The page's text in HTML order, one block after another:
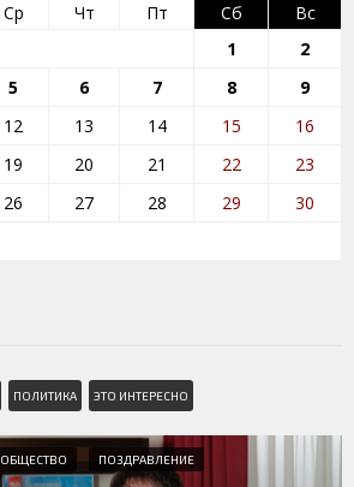
Ср Чт Пт Сб
Вс
1
2
5 6 7 8
9
12 13 14 15
16
19 20 21 22
23
26 27 28 29
30
ПОЛИТИКА ЭТО ИНТЕРЕСНО
ОБЩЕСТВО ПОЗДРАВЛЕНИЕ